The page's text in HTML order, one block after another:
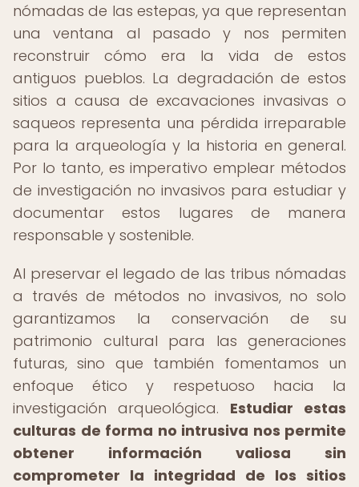
nómadas de las estepas, ya que representan
una ventana al pasado y nos permiten
reconstruir cómo era la vida de estos
antiguos pueblos. La degradación de estos
sitios a causa de excavaciones invasivas o
saqueos representa una pérdida irreparable
para la arqueología y la historia en general.
Por lo tanto, es imperativo emplear métodos
de investigación no invasivos para estudiar y
documentar estos lugares de manera
responsable y sostenible.
Al preservar el legado de las tribus nómadas
a través de métodos no invasivos, no solo
garantizamos la conservación de su
patrimonio cultural para las generaciones
futuras, sino que también fomentamos un
enfoque ético y respetuoso hacia la
investigación arqueológica. Estudiar estas
culturas de forma no intrusiva nos permite
obtener información valiosa sin
comprometer la integridad de los sitios